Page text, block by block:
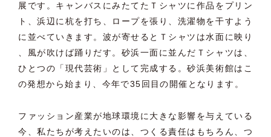
展です。キャンバスにみたてたＴシャツに作品をプリン
ト、浜辺に杭を打ち、ロープを張り、洗濯物を干すよう
に並べていきます。波が寄せるとＴシャツは水面に映り
、風が吹けば踊りだす。砂浜一面に並んだＴシャツは、
ひとつの「現代芸術」として完成する。砂浜美術館はこ
の発想から始まり、今年で35回目の開催となります。
ファッション産業が地球環境に大きな影響を与えている
今、私たちが考えたいのは、つくる責任はもちろん、つ